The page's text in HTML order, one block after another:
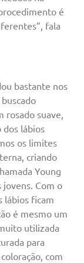
é
fala
bastante nos
rosado suave,
dos lábios
os limites
criando
Young
jovens. Com o
lábios ficam
é mesmo um
utilizada
para
com